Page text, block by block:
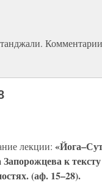
Комментарии
лекции:
к
(аф. 15–28).